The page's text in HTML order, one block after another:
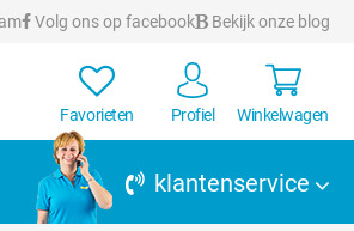
Volg ons op facebook Bekijk onze blog
Favorieten Profiel Winkelwagen
klantenservice